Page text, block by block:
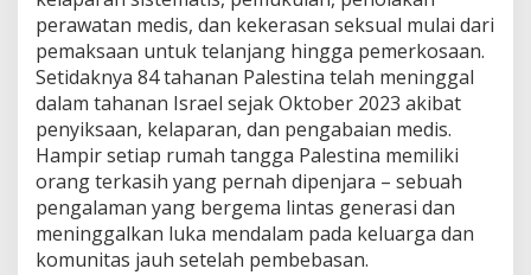
perawatan medis, dan kekerasan seksual mulai dari
pemaksaan untuk telanjang hingga pemerkosaan.
Setidaknya 84 tahanan Palestina telah meninggal
dalam tahanan Israel sejak Oktober 2023 akibat
penyiksaan, kelaparan, dan pengabaian medis.
Hampir setiap rumah tangga Palestina memiliki
orang terkasih yang pernah dipenjara – sebuah
pengalaman yang bergema lintas generasi dan
meninggalkan luka mendalam pada keluarga dan
komunitas jauh setelah pembebasan.